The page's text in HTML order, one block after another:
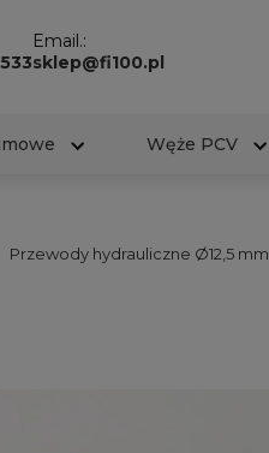
Email.:
sklep@fi100.pl
Węże PCV
Przewody hydrauliczne Ø12,5 mm